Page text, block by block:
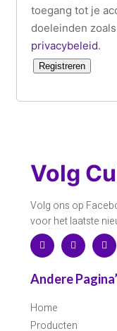
toegang tot je
doeleinden
privacybeleid.
Registreren
Volg
Volg ons op
voor het laatste
Andere
Home
Producten